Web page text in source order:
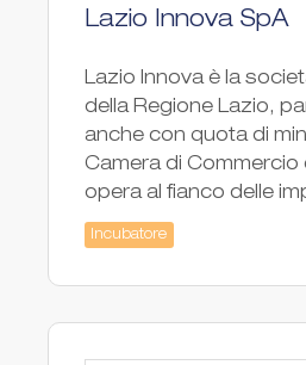
Lazio Innova SpA
Lazio Innova è la
della Regione Lazio,
anche con quota di
Camera di Commercio
opera al fianco delle
Incubatore